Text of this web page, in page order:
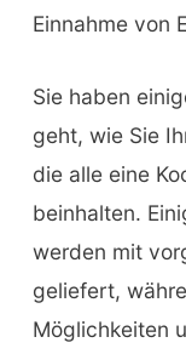
Einnahme von
Sie haben
geht, wie Sie
die alle eine
beinhalten.
werden mit
geliefert,
Möglichkeiten